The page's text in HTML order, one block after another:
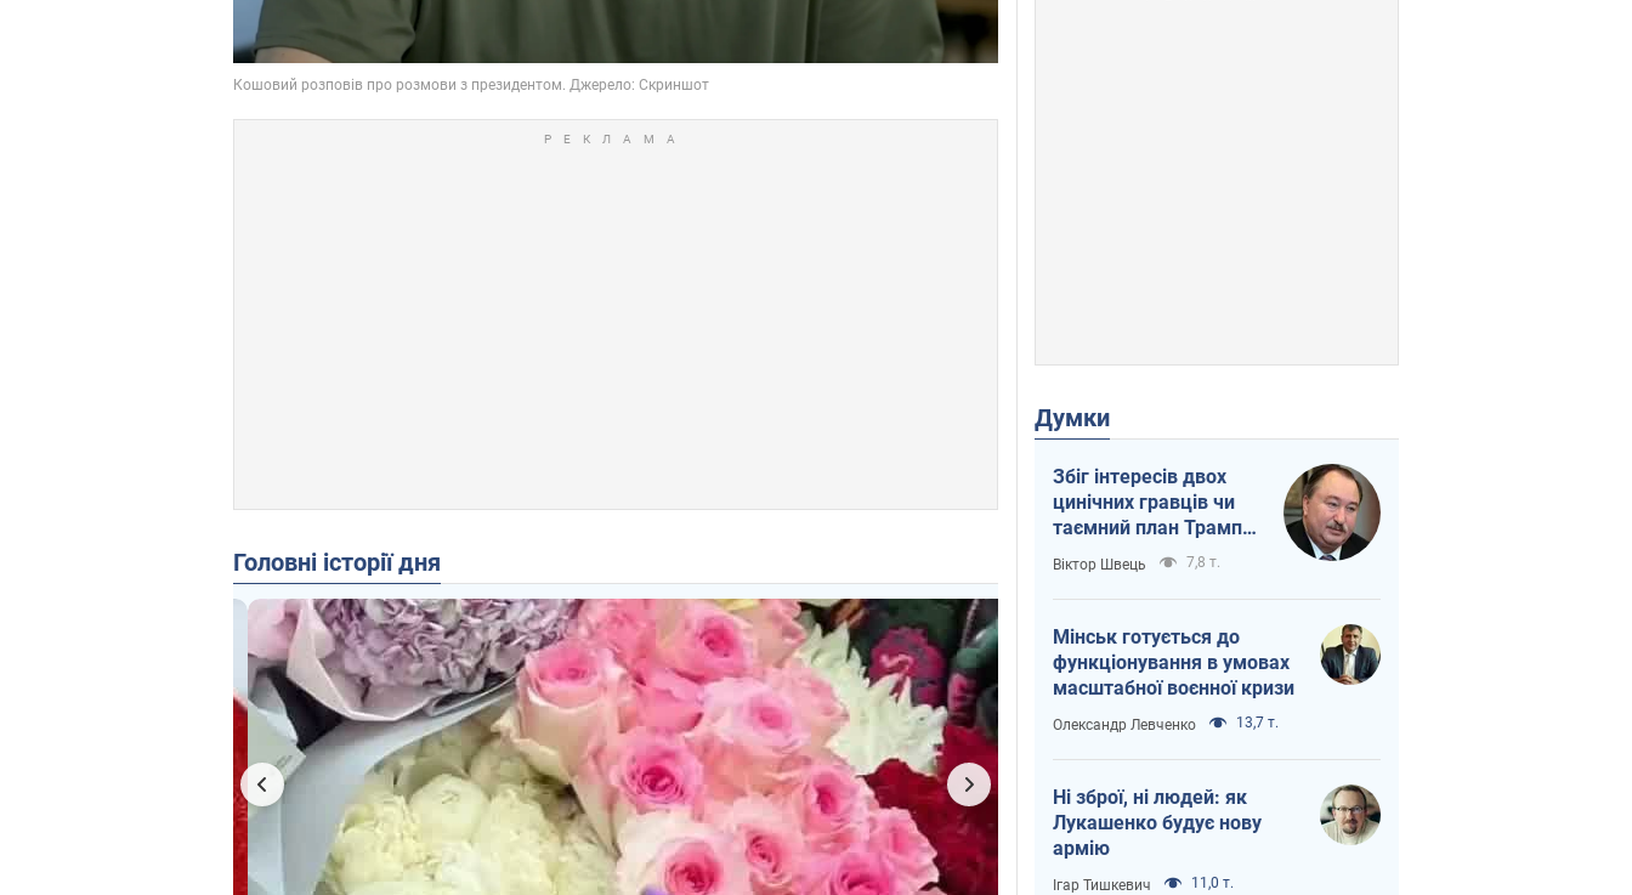
Головні історії дня
Думки
Збіг інтересів двох
цинічних гравців чи
таємний план Трампа
і Путіна?
Віктор Швець 7,8 т.
Мінськ готується до
функціонування в умовах
масштабної воєнної кризи
Олександр Левченко 13,7 т.
Ні зброї, ні людей: як
Лукашенко будує нову
армію
Ігар Тишкевич 11,0 т.